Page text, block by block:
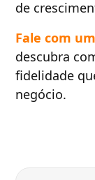
de
Fale com
descubra
fidelidade
negócio.